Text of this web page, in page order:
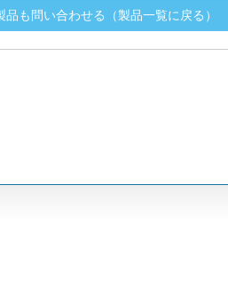
品も問い合わせる（製品一覧に戻る）